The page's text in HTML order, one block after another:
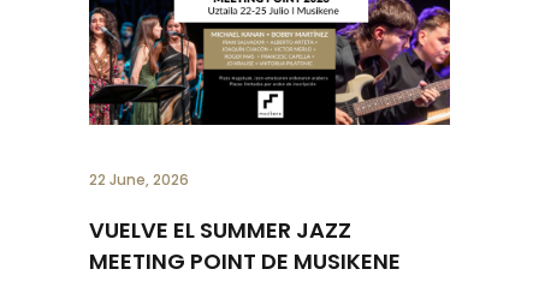
22 June, 2026
VUELVE EL SUMMER JAZZ
MEETING POINT DE MUSIKENE